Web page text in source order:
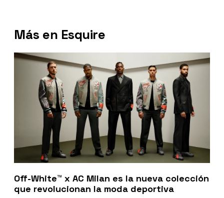
Más en Esquire
Off-White™ x AC Milan es la nueva colección
que revolucionan la moda deportiva